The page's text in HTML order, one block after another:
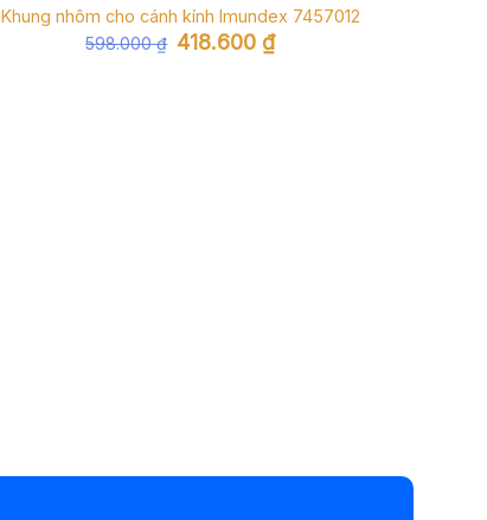
Khung nhôm cho cánh kính Imundex 7457012
598.000₫ Giá
gốc
418.600 ₫Giá
hiện